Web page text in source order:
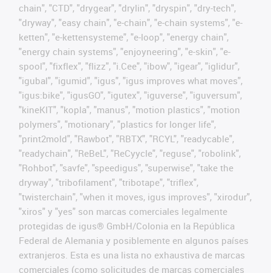
chain", "CTD", "drygear", "drylin", "dryspin", "dry-tech",
"dryway", "easy chain", "e-chain", "e-chain systems", "e-
ketten", "e-kettensysteme", "e-loop", "energy chain",
"energy chain systems", "enjoyneering", "e-skin", "e-
spool", "fixflex", "flizz", "i.Cee", "ibow", "igear", "iglidur",
"igubal", "igumid", "igus", "igus improves what moves",
"igus:bike", "igusGO", "igutex", "iguverse", "iguversum",
"kineKIT", "kopla", "manus", "motion plastics", "motion
polymers", "motionary", "plastics for longer life",
"print2mold", "Rawbot", "RBTX", "RCYL", "readycable",
"readychain", "ReBeL", "ReCyycle", "reguse", "robolink",
"Rohbot", "savfe", "speedigus", "superwise", "take the
dryway", "tribofilament", "tribotape", "triflex",
"twisterchain", "when it moves, igus improves", "xirodur",
"xiros" y "yes" son marcas comerciales legalmente
protegidas de igus® GmbH/Colonia en la República
Federal de Alemania y posiblemente en algunos países
extranjeros. Esta es una lista no exhaustiva de marcas
comerciales (como solicitudes de marcas comerciales